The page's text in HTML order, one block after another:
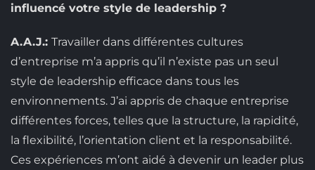
influencé votre style de leadership ?
A.A.J.: Travailler dans différentes cultures
d’entreprise m’a appris qu’il n’existe pas un seul
style de leadership efficace dans tous les
environnements. J’ai appris de chaque entreprise
différentes forces, telles que la structure, la rapidité,
la flexibilité, l’orientation client et la responsabilité.
Ces expériences m’ont aidé à devenir un leader plus